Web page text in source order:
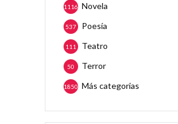
Novela
1116
Poesía
537
Teatro
111
Terror
50
Más categorias
1850